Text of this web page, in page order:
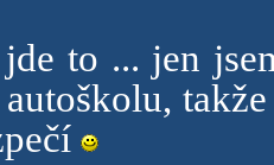
to ... jen
autoškolu,